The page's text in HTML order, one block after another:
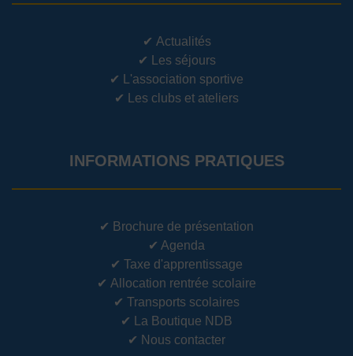
✔ Actualités
✔
Les séjours
✔
L'association sportive
✔
Les clubs et ateliers
INFORMATIONS PRATIQUES
✔ Brochure de présentation
✔ Agenda
✔ Taxe d'apprentissage
✔ Allocation rentrée scolaire
✔ Transports scolaires
✔
La Boutique NDB
✔ Nous contacter